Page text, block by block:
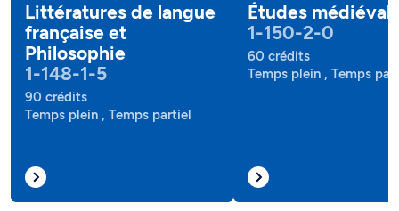
Littératures de langue
française et
Philosophie
1-148-1-5
90 crédits
Temps plein , Temps partiel
Études
1-150-2-0
60 crédits
Temps plein , Temps